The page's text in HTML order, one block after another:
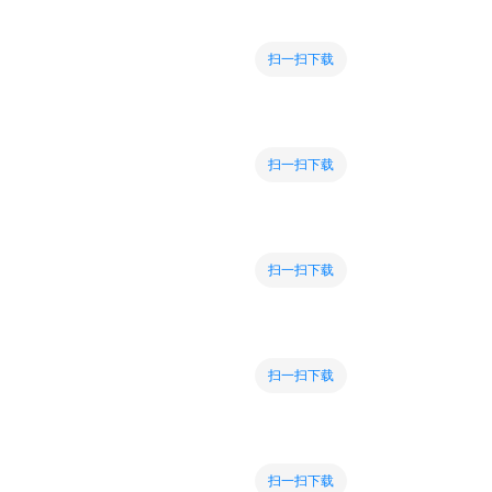
扫一扫下载
扫一扫下载
扫一扫下载
扫一扫下载
扫一扫下载